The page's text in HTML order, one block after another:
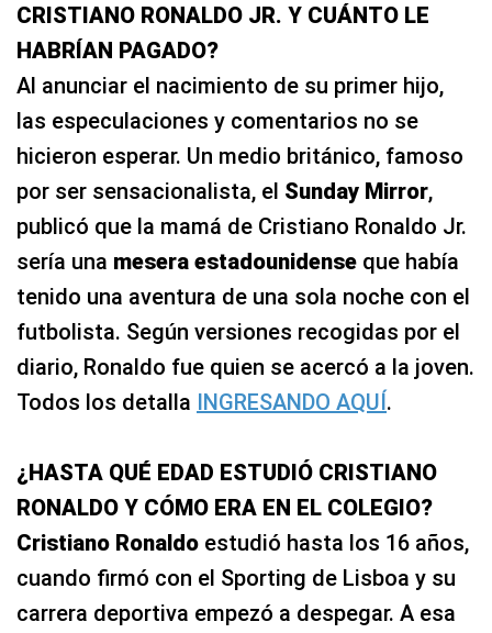
CRISTIANO RONALDO JR. Y CUÁNTO LE
HABRÍAN PAGADO?
Al anunciar el nacimiento de su primer hijo,
las especulaciones y comentarios no se
hicieron esperar. Un medio británico, famoso
por ser sensacionalista, el Sunday Mirror,
publicó que la mamá de Cristiano Ronaldo Jr.
sería una mesera estadounidense que había
tenido una aventura de una sola noche con el
futbolista. Según versiones recogidas por el
diario, Ronaldo fue quien se acercó a la joven.
Todos los detalla INGRESANDO AQUÍ.
¿HASTA QUÉ EDAD ESTUDIÓ CRISTIANO
RONALDO Y CÓMO ERA EN EL COLEGIO?
Cristiano Ronaldo estudió hasta los 16 años,
cuando firmó con el Sporting de Lisboa y su
carrera deportiva empezó a despegar. A esa